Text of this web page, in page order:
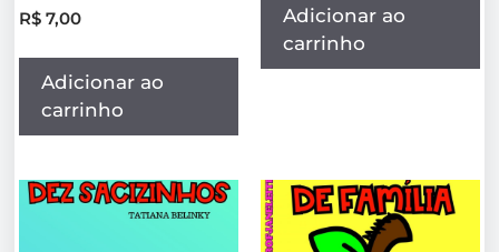
R$ 7,00
Adicionar ao
carrinho
Adicionar ao
carrinho